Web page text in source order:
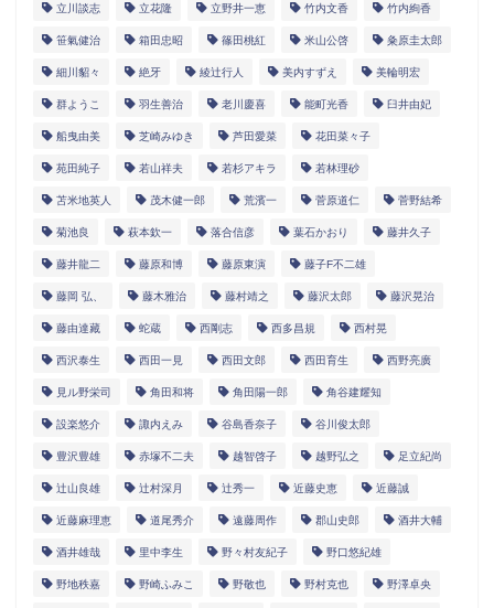
立川談志 立花隆 立野井一恵 竹内文香 竹内絢香
笹氣健治 箱田忠昭 篠田桃紅 米山公啓 粂原圭太郎
細川貂々 絶牙 綾辻行人 美内すずえ 美輪明宏
群ようこ 羽生善治 老川慶喜 能町光香 臼井由妃
船曳由美 芝崎みゆき 芦田愛菜 花田菜々子
苑田純子 若山祥夫 若杉アキラ 若林理砂
苫米地英人 茂木健一郎 荒濱一 菅原道仁 菅野結希
菊池良 萩本欽一 落合信彦 葉石かおり 藤井久子
藤井龍二 藤原和博 藤原東演 藤子F不二雄
藤岡 弘、 藤木雅治 藤村靖之 藤沢太郎 藤沢晃治
藤由達藏 蛇蔵 西剛志 西多昌規 西村晃
西沢泰生 西田一見 西田文郎 西田育生 西野亮廣
見ル野栄司 角田和将 角田陽一郎 角谷建耀知
設楽悠介 諏内えみ 谷島香奈子 谷川俊太郎
豊沢豊雄 赤塚不二夫 越智啓子 越野弘之 足立紀尚
辻山良雄 辻村深月 辻秀一 近藤史恵 近藤誠
近藤麻理恵 道尾秀介 遠藤周作 郡山史郎 酒井大輔
酒井雄哉 里中李生 野々村友紀子 野口悠紀雄
野地秩嘉 野崎ふみこ 野敬也 野村克也 野澤卓央